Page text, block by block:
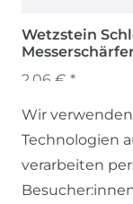
Wetzstein
2,06 € *
Wir
Technologien
verarbeiten